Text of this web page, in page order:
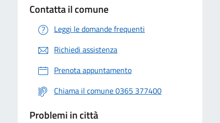
Contatta il comune
Leggi le domande frequenti
Richiedi assistenza
Prenota appuntamento
Chiama il comune 0365 377400
Problemi in città